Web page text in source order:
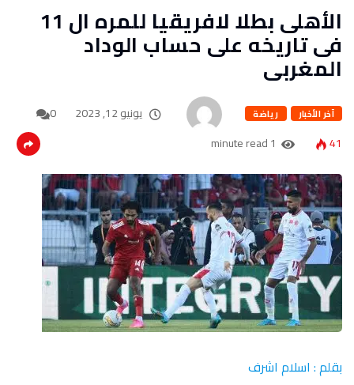
الأهلى بطلا لافريقيا للمره ال 11
فى تاريخه على حساب الوداد
المغربى
آخر الأخبار رياضة يونيو 12, 2023
0
41
1 minute read
بقلم : اسلام اشرف